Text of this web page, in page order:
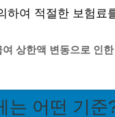
하여 적절한 보험료
여 상한액 변동으로 인
는 어떤 기준